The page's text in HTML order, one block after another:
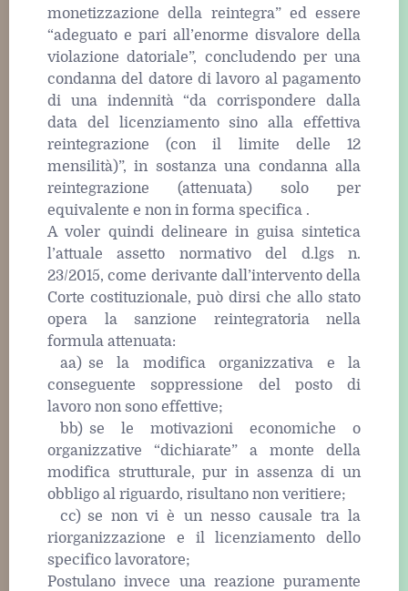
monetizzazione della reintegra” ed essere
“adeguato e pari all’enorme disvalore della
violazione datoriale”, concludendo per una
condanna del datore di lavoro al pagamento
di una indennità “da corrispondere dalla
data del licenziamento sino alla effettiva
reintegrazione (con il limite delle 12
mensilità)”, in sostanza una condanna alla
reintegrazione (attenuata) solo per
equivalente e non in forma specifica .
A voler quindi delineare in guisa sintetica
l’attuale assetto normativo del d.lgs n.
23/2015, come derivante dall’intervento della
Corte costituzionale, può dirsi che allo stato
opera la sanzione reintegratoria nella
formula attenuata:
aa) se la modifica organizzativa e la
conseguente soppressione del posto di
lavoro non sono effettive;
bb) se le motivazioni economiche o
organizzative “dichiarate” a monte della
modifica strutturale, pur in assenza di un
obbligo al riguardo, risultano non veritiere;
cc) se non vi è un nesso causale tra la
riorganizzazione e il licenziamento dello
specifico lavoratore;
Postulano invece una reazione puramente